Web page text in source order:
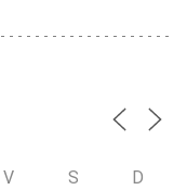
V S D